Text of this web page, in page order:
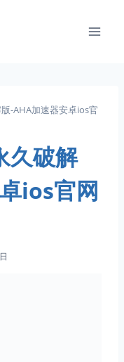
-AHA加速器安卓ios官
久破解
ios官网